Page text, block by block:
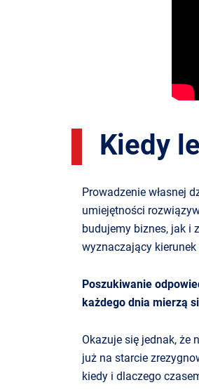
Kiedy
Prowadzenie własnej
umiejętności
budujemy biznes, jak i
wyznaczający kierunek
Poszukiwanie
każdego dnia mierzą
Okazuje się jednak, że
już na starcie
kiedy i dlaczego